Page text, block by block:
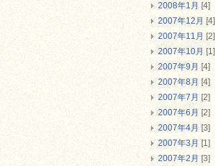
2008年1月 [4]
2007年12月 [4]
2007年11月 [2]
2007年10月 [1]
2007年9月 [4]
2007年8月 [4]
2007年7月 [2]
2007年6月 [2]
2007年4月 [3]
2007年3月 [1]
2007年2月 [3]